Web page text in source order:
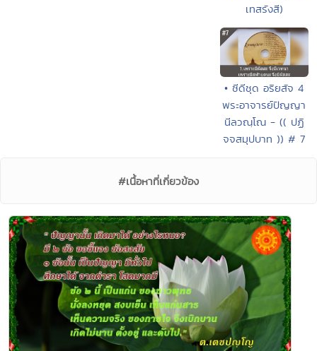
เทสรังสี)
• ซีดีชุด อริยสัจ 4
พระอาจารย์ปัญญา
นีลวณฺโณ - (( ปฏิ
จจสมุปบาท )) # 7
#เนื้อหาที่เกี่ยวข้อง